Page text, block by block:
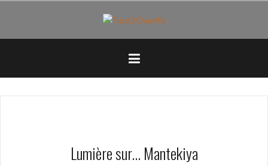
Lumière sur… Mantekiya